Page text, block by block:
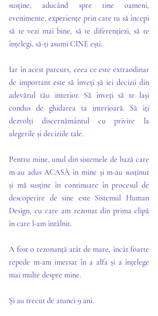
susține, aducând spre tine oameni,
evenimente, experiențe prin care tu să începi
să te vezi mai bine, să te diferențiezi, să te
înțelegi, să-ți asumi CINE ești.
Iar în acest parcurs, ceea ce este extraodinar
de important este să înveți șă iei decizii din
adevărul tău interior. Să înveți să te lași
condus de ghidarea ta interioară. Să îți
dezvolți discernământul cu privire la
alegerile și deciziile tale.
Pentru mine, unul din sistemele de bază care
m-au adus ACASĂ în mine și m-au susținut
și mă susține în continuare în procesul de
descoperire de sine este Sistemul Human
Design, cu care am rezonat din prima clipă
în care l-am întâlnit.
A fost o rezonanță atât de mare, încât foarte
repede m-am imersat în a alfa și a înțelege
mai multe despre mine.
Și au trecut de atunci 9 ani.